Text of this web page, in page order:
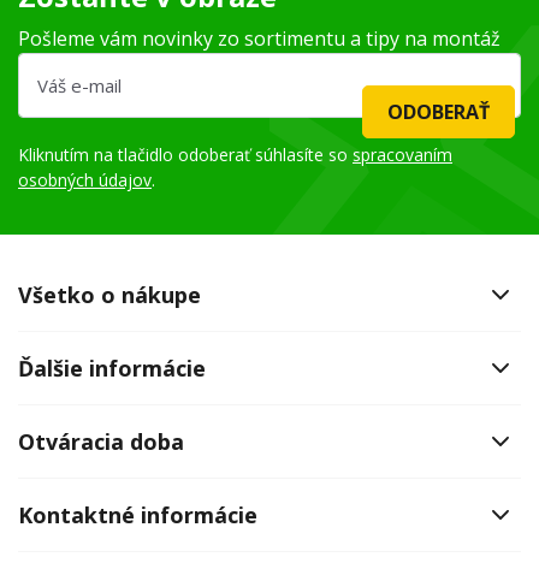
Pošleme vám novinky zo sortimentu a tipy na montáž
ODOBERAŤ
Kliknutím na tlačidlo odoberať súhlasíte so spracovaním
osobných údajov.
Všetko o nákupe
Ďalšie informácie
Otváracia doba
Kontaktné informácie